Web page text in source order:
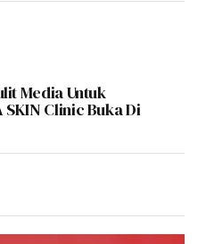
Media Untuk
Clinic Buka Di